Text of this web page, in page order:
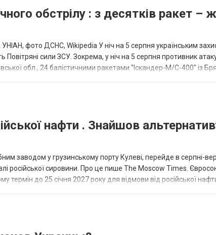
обстрілу : з десятків ракет –
фото ДСНС, Wikipedia У ніч на 5 серпня українським
Повітряні сили ЗСУ. Зокрема, у ніч на 5 серпня противник
обл., 24 балістичними ракетами "Іскандер-М/С-400" із
нафти . Знайшов
заводом у грузинському порту Кулеві, перейде в серпні-
російської сировини. Про це пише The Moscow Times.
термін до 25 січня 2027 року для відмови від російської